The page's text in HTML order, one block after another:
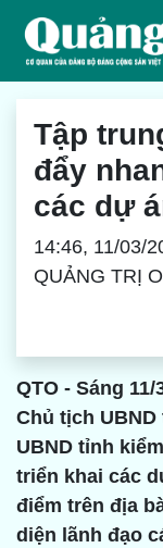
Tập
đẩy
các dự
14:46, 11/03/
QUẢNG TRỊ
QTO - Sáng
Chủ tịch
UBND tỉnh
triển khai các
điểm trên địa
diện lãnh đạo